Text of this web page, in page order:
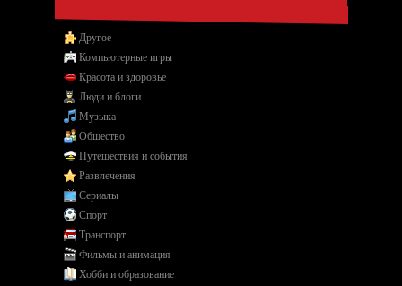
Другое
Компьютерные игры
Красота и здоровье
Люди и блоги
Музыка
Общество
Путешествия и события
Развлечения
Сериалы
Спорт
Транспорт
Фильмы и анимация
Хобби и образование